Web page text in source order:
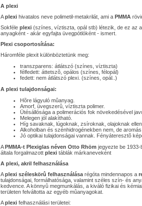
A plexi
Aplexihivatalos neve polimetil-metakrilát, ami a PMMA
Sokféle plexi(színes, víztiszta, opál stb) létezik, de ez az
anyagként - akár egyfajta üvegpótlóként - ismert.
Plexi csoportosítása:
Háromféle plexit különböztetünk meg:
transzparens: átlátszó (színes, víztiszta)
félfedett: áttetszõ, opálos (színes, félopál)
fedett: nem átlátszó plexi. (színes, opál..)
A plexi tulajdonságai:
Hõre lágyuló mûanyag.
Amorf, üvegszerû, víztiszta polimer.
Ütésállósága a polimerációs fok növekedésével
Melegen jól alakítható.
Híg savaknak, lúgoknak, zsíroknak, olajoknak
Alkoholban és szénhidrogénekben nem, de
Jó optikai tulajdonságai vannak. Fényáteresztõ
APMMA-t Plexiglas néven Otto Rhöm jegyezte be 1933-
általa forgalmazott plexitáblák márkaneveként
A plexi, akril felhasználása
Aplexi széleskörû felhasználásarégóta mindennapos a
tulajdonságai, formálhatósága, valamint széles szín- és
kedvence. A könnyû megmunkálás, a kiváló fizikai és
területen felváltotta az egyéb mûanyagokat.
Aplexifelhasználási területei: